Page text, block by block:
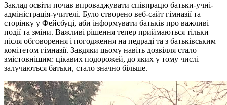
Заклад освіти почав впроваджувати співпрацю батьки-учні-
адміністрація-учителі. Було створено веб-сайт гімназії та
сторінку у Фейсбуці, аби інформувати батьків про важливі
події та зміни. Важливі рішення тепер приймаються тільки
після обговорення і погодження на педраді та з батьківським
комітетом гімназії. Завдяки цьому навіть дозвілля стало
змістовнішим: цікавих подорожей, до яких у тому числі
залучаються батьки, стало значно більше.